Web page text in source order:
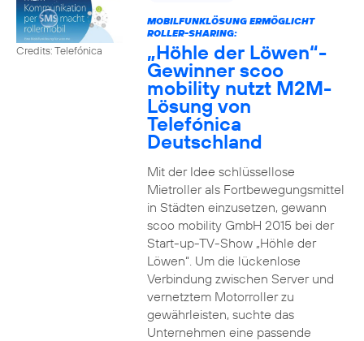
Credits: Telefónica
MOBILFUNKLÖSUNG ERMÖGLICHT
ROLLER-SHARING:
„Höhle der Löwen“-
Gewinner scoo
mobility nutzt M2M-
Lösung von
Telefónica
Deutschland
Mit der Idee schlüssellose
Mietroller als Fortbewegungsmittel
in Städten einzusetzen, gewann
scoo mobility GmbH 2015 bei der
Start-up-TV-Show „Höhle der
Löwen“. Um die lückenlose
Verbindung zwischen Server und
vernetztem Motorroller zu
gewährleisten, suchte das
Unternehmen eine passende